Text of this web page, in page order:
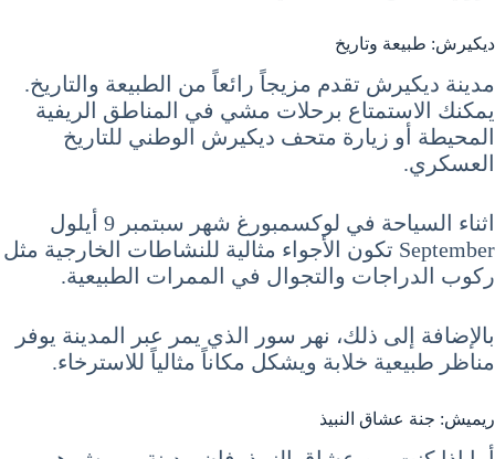
ديكيرش: طبيعة وتاريخ
مدينة ديكيرش تقدم مزيجاً رائعاً من الطبيعة والتاريخ.
يمكنك الاستمتاع برحلات مشي في المناطق الريفية
المحيطة أو زيارة متحف ديكيرش الوطني للتاريخ
العسكري.
اثناء السياحة في لوكسمبورغ شهر سبتمبر 9 أيلول
September تكون الأجواء مثالية للنشاطات الخارجية مثل
ركوب الدراجات والتجوال في الممرات الطبيعية.
بالإضافة إلى ذلك، نهر سور الذي يمر عبر المدينة يوفر
مناظر طبيعية خلابة ويشكل مكاناً مثالياً للاسترخاء.
ريميش: جنة عشاق النبيذ